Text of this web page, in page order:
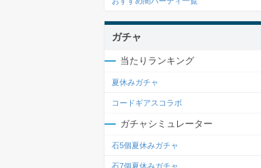
ガチャ
当たりランキング
夏休みガチャ
コードギアスコラボ
ガチャシミュレーター
石5個夏休みガチャ
石7個夏休みガチャ